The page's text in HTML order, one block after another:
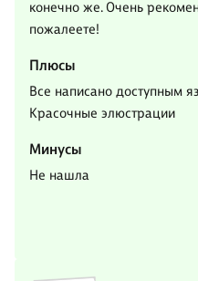
конечно же. Очень
пожалеете!
Плюсы
Все написано доступным
Красочные элюстрации
Минусы
Не нашла